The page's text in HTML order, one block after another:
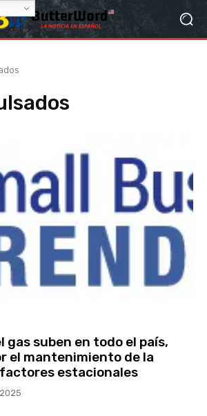
gas suben en todo el país,
el mantenimiento de la
estacionales